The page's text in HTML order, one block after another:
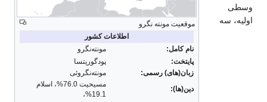
موقعیت مونته نگرو
اطلاعات کشور
نام کامل:
مونته‌نگرو
پایتخت:
پودگوریتسا
زبان(های) رسمی:
مونته‌نگروئی
دین(ها):
مسیحیت 76.0%، اسلام
19.1%،
وسطی
اولیه، سه